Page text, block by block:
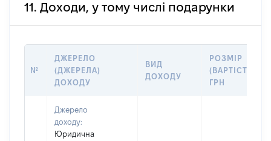
11. Доходи, у тому числі подарунки
№
ДЖЕРЕЛО
(ДЖЕРЕЛА)
ДОХОДУ
ВИД
ДОХОДУ
РОЗМІР
(ВАРТІСТЬ),
ГРН
Джерело
доходу:
Юридична